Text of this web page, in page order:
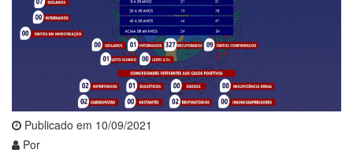
Publicado em 10/09/2021
Por